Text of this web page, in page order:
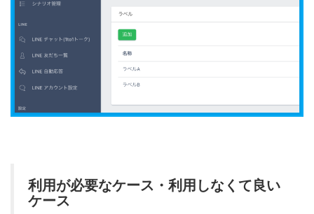
利用が必要なケース・利用しなくて良い
ケース